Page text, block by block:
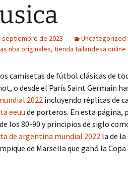
septiembre de 2023 Uncategorized
nba originales, tienda tailandesa online
camisetas de fútbol clásicas de
o desde el París Saint Germain
2022 incluyendo réplicas de
eeuude porteros. En esta página,
los 80-90 y principios de siglo
de argentina mundial 2022la de
de Marsella que ganó la